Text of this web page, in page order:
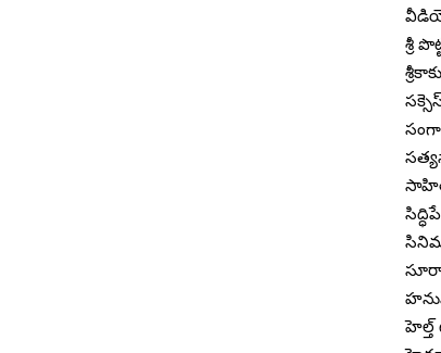
శ్రీ
హెల్త్